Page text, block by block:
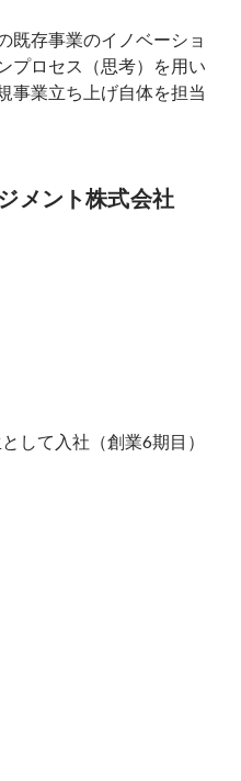
既存事業のイノベーショ
プロセス（思考）を用い
事業立ち上げ自体を担当
メント株式会社
して入社（創業6期目）